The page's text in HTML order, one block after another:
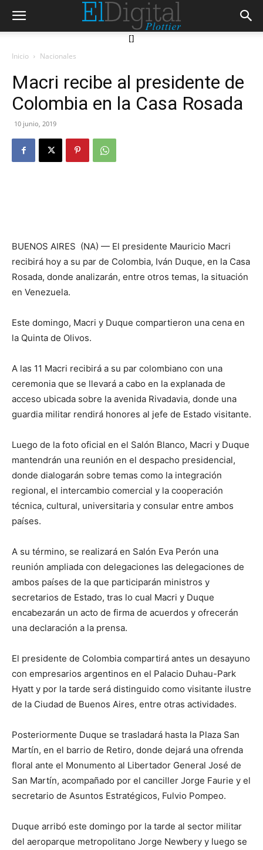
[]
Inicio Nacionales
Macri recibe al presidente de
Colombia en la Casa Rosada
10 junio, 2019
BUENOS AIRES (NA) — El presidente Mauricio Macri
recibirá hoy a su par de Colombia, Iván Duque, en la Casa
Rosada, donde analizarán, entre otros temas, la situación
en Venezuela.
Este domingo, Macri y Duque compartieron una cena en
la Quinta de Olivos.
A las 11 Macri recibirá a su par colombiano con una
ceremonia que se llevará a cabo en la explanada de
acceso ubicada sobre la avenida Rivadavia, donde una
guardia militar rendirá honores al jefe de Estado visitante.
Luego de la foto oficial en el Salón Blanco, Macri y Duque
mantendrán una reunión en el despacho presidencial,
donde dialogarán sobre temas como la integración
regional, el intercambio comercial y la cooperación
técnica, cultural, universitaria y consular entre ambos
países.
A su término, se realizará en Salón Eva Perón una
reunión ampliada con delegaciones las delegaciones de
ambos países de la que participarán ministros y
secretarios de Estado, tras lo cual Macri y Duque
encabezarán un acto de firma de acuerdos y ofrecerán
una declaración a la prensa.
El presidente de Colombia compartirá antes un desayuno
con empresarios argentinos en el Palacio Duhau-Park
Hyatt y por la tarde será distinguido como visitante ilustre
de la Ciudad de Buenos Aires, entre otras actividades.
Posteriormente Duque se trasladará hasta la Plaza San
Martín, en el barrio de Retiro, donde dejará una ofrenda
floral ante el Monumento al Libertador General José de
San Martín, acompañado por el canciller Jorge Faurie y el
secretario de Asuntos Estratégicos, Fulvio Pompeo.
Duque arribó este domingo por la tarde al sector militar
del aeroparque metropolitano Jorge Newbery y luego se